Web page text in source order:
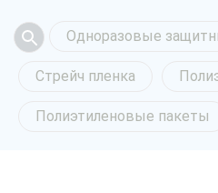
Одноразовые
Стрейч пленка
Полиэтиленовые пакеты